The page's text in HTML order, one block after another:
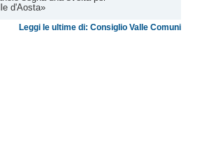
d'Aosta»
Leggi le ultime di: Consiglio Valle Comuni